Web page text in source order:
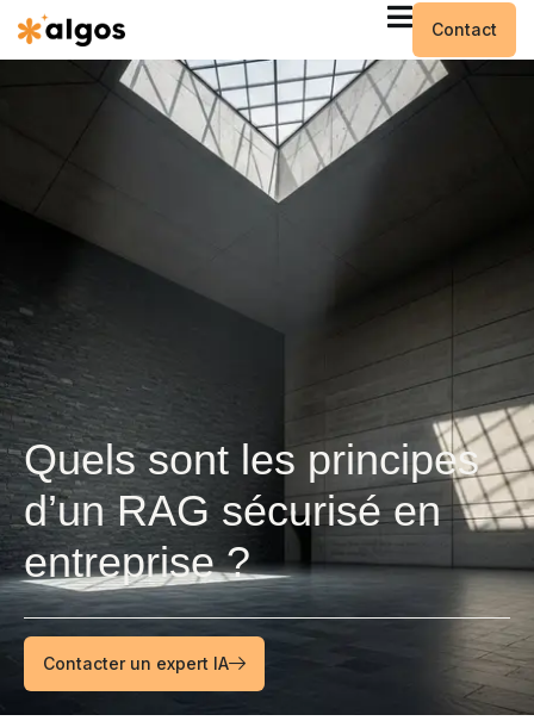
Contact
Quels sont les principes
d’un RAG sécurisé en
entreprise ?
Contacter un expert IA